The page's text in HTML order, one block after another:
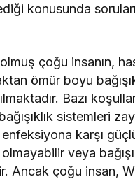
konusunda
çoğu insanın,
ömür boyu
Bazı
sistemleri
karşı
veya
Ancak çoğu insan,